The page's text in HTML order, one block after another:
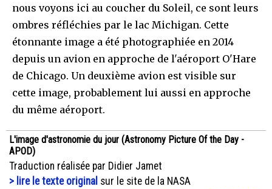
nous voyons ici au coucher du Soleil, ce sont leurs
ombres réfléchies par le lac Michigan. Cette
étonnante image a été photographiée en 2014
depuis un avion en approche de l'aéroport O'Hare
de Chicago. Un deuxième avion est visible sur
cette image, probablement lui aussi en approche
du même aéroport.
L'image d'astronomie du jour (Astronomy Picture Of the Day -
APOD)
Traduction réalisée par Didier Jamet
> lire le texte original sur le site de la NASA